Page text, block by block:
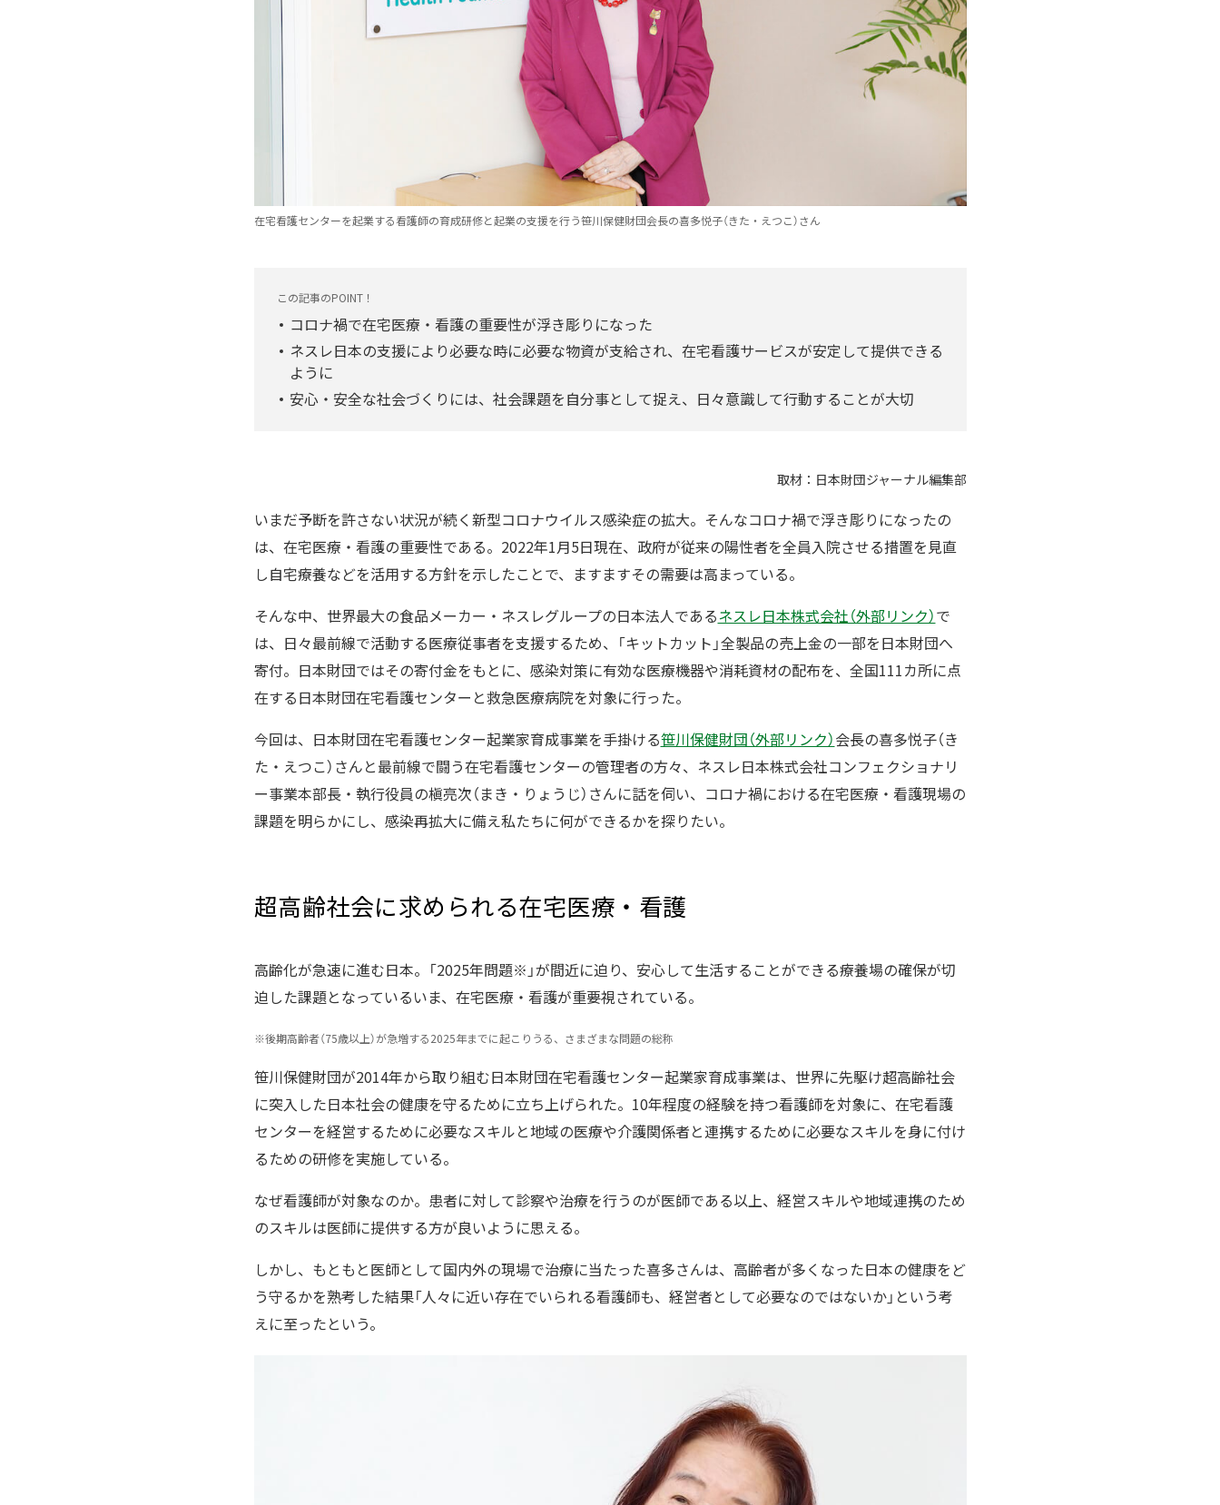
在宅看護センターを起業する看護師の育成研修と起業の支援を行う笹川保健財団会長の喜多悦子（きた・えつこ）さん
この記事のPOINT！
コロナ禍で在宅医療・看護の重要性が浮き彫りになった
ネスレ日本の支援により必要な時に必要な物資が支給され、在宅看護サービスが安定して提供できる
ように
安心・安全な社会づくりには、社会課題を自分事として捉え、日々意識して行動することが大切
取材：日本財団ジャーナル編集部
いまだ予断を許さない状況が続く新型コロナウイルス感染症の拡大。そんなコロナ禍で浮き彫りになったの
は、在宅医療・看護の重要性である。2022年1月5日現在、政府が従来の陽性者を全員入院させる措置を見直
し自宅療養などを活用する方針を示したことで、ますますその需要は高まっている。
そんな中、世界最大の食品メーカー・ネスレグループの日本法人であるネスレ日本株式会社（外部リンク）で
は、日々最前線で活動する医療従事者を支援するため、「キットカット」全製品の売上金の一部を日本財団へ
寄付。日本財団ではその寄付金をもとに、感染対策に有効な医療機器や消耗資材の配布を、全国111カ所に点
在する日本財団在宅看護センターと救急医療病院を対象に行った。
今回は、日本財団在宅看護センター起業家育成事業を手掛ける笹川保健財団（外部リンク）会長の喜多悦子（き
た・えつこ）さんと最前線で闘う在宅看護センターの管理者の方々、ネスレ日本株式会社コンフェクショナリ
ー事業本部長・執行役員の槇亮次（まき・りょうじ）さんに話を伺い、コロナ禍における在宅医療・看護現場の
課題を明らかにし、感染再拡大に備え私たちに何ができるかを探りたい。
超高齢社会に求められる在宅医療・看護
高齢化が急速に進む日本。「2025年問題※」が間近に迫り、安心して生活することができる療養場の確保が切
迫した課題となっているいま、在宅医療・看護が重要視されている。
※後期高齢者（75歳以上）が急増する2025年までに起こりうる、さまざまな問題の総称
笹川保健財団が2014年から取り組む日本財団在宅看護センター起業家育成事業は、世界に先駆け超高齢社会
に突入した日本社会の健康を守るために立ち上げられた。10年程度の経験を持つ看護師を対象に、在宅看護
センターを経営するために必要なスキルと地域の医療や介護関係者と連携するために必要なスキルを身に付け
るための研修を実施している。
なぜ看護師が対象なのか。患者に対して診察や治療を行うのが医師である以上、経営スキルや地域連携のため
のスキルは医師に提供する方が良いように思える。
しかし、もともと医師として国内外の現場で治療に当たった喜多さんは、高齢者が多くなった日本の健康をど
う守るかを熟考した結果「人々に近い存在でいられる看護師も、経営者として必要なのではないか」という考
えに至ったという。